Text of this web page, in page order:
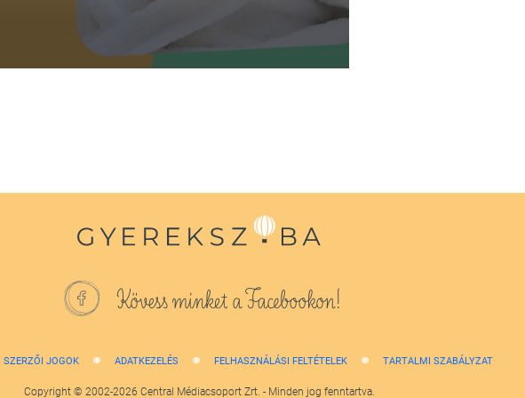
Kövess minket a Facebookon!
SZERZŐI JOGOK ADATKEZELÉS FELHASZNÁLÁSI FELTÉTELEK TARTALMI SZABÁLYZAT
Copyright © 2002-2026 Central Médiacsoport Zrt. - Minden jog fenntartva.